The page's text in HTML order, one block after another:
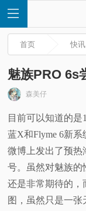
页
快
讯
首页 快讯
魅族PRO 6s
森美仔
目前可以知道的
蓝X和Flyme 6新
微博上发出了预热
号。虽然对魅族的
还是非常期待的，
图，虽然只是一